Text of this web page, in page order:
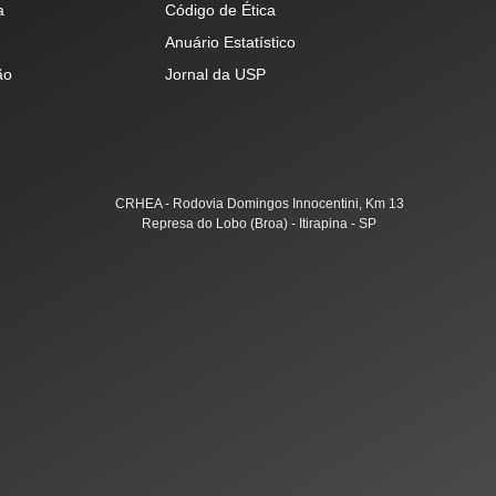
Código de Ética
Anuário Estatístico
Jornal da USP
CRHEA - Rodovia Domingos Innocentini, Km 13
Represa do Lobo (Broa) - Itirapina - SP